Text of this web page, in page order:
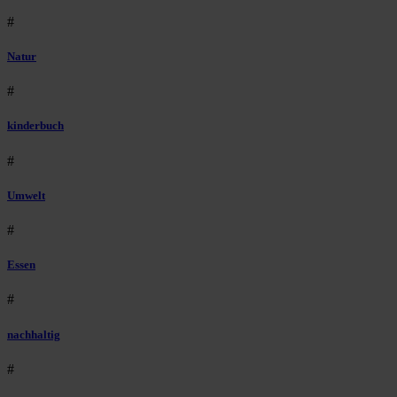
#
Natur
#
kinderbuch
#
Umwelt
#
Essen
#
nachhaltig
#